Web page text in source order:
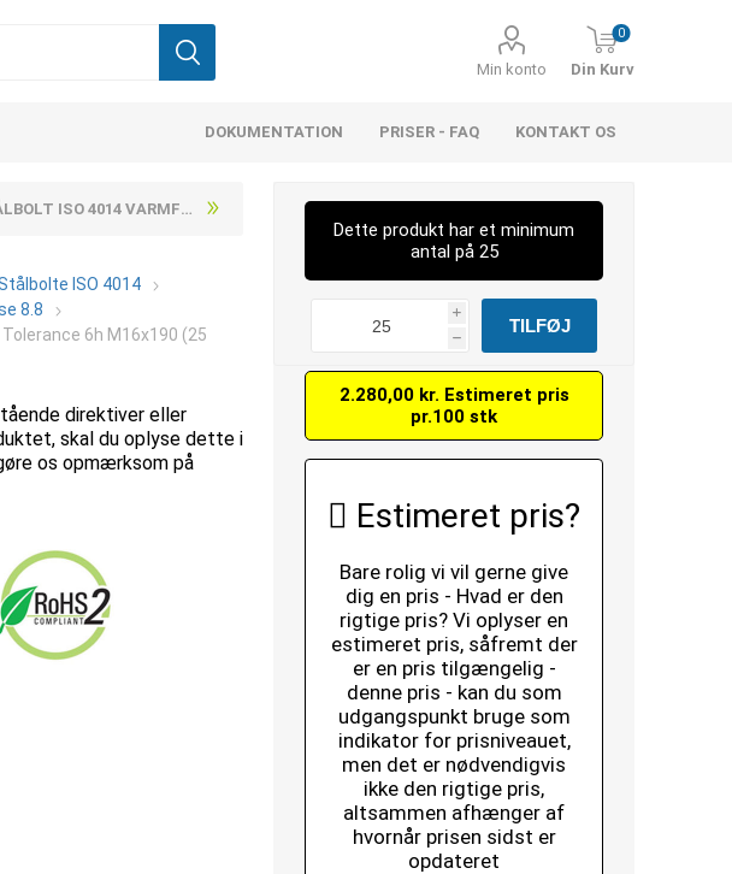
Min konto
0
Din Kurv
DOKUMENTATION PRISER - FAQ KONTAKT OS
4014 VARMFORZINKET STÅL KL. 8.8 TOLERANCE 6H M16X200 (25 STK)
ISO 4014
8.8
6h M16x190 (25
direktiver eller
skal du oplyse dette i
os opmærksom på
Dette produkt har et minimum
antal på 25
i
h
2.280,00 kr. Estimeret pris
pr.100 stk
Estimeret pris?
Bare rolig vi vil gerne give
dig en pris - Hvad er den
rigtige pris? Vi oplyser en
estimeret pris, såfremt der
er en pris tilgængelig -
denne pris - kan du som
udgangspunkt bruge som
indikator for prisniveauet,
men det er nødvendigvis
ikke den rigtige pris,
altsammen afhænger af
hvornår prisen sidst er
opdateret